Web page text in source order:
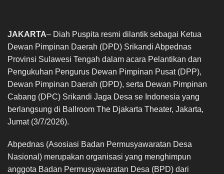
JAKARTA– Diah Puspita resmi dilantik sebagai Ketua
Dewan Pimpinan Daerah (DPD) Srikandi Abpednas
Provinsi Sulawesi Tengah dalam acara Pelantikan dan
Pengukuhan Pengurus Dewan Pimpinan Pusat (DPP),
Dewan Pimpinan Daerah (DPD), serta Dewan Pimpinan
Cabang (DPC) Srikandi Jaga Desa se Indonesia yang
berlangsung di Ballroom The Djakarta Theater, Jakarta,
Jumat (3/7/2026).
Abpednas (Asosiasi Badan Permusyawaratan Desa
Nasional) merupakan organisasi yang menghimpun
anggota Badan Permusyawaratan Desa (BPD) dari